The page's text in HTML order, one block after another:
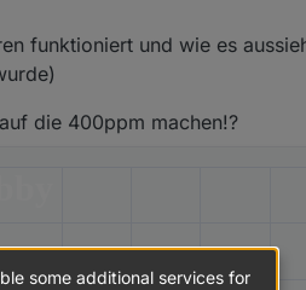
vorhanden, wenn ich das Gerät
funktioniert und wie es
die 400ppm machen!?
some additional services for